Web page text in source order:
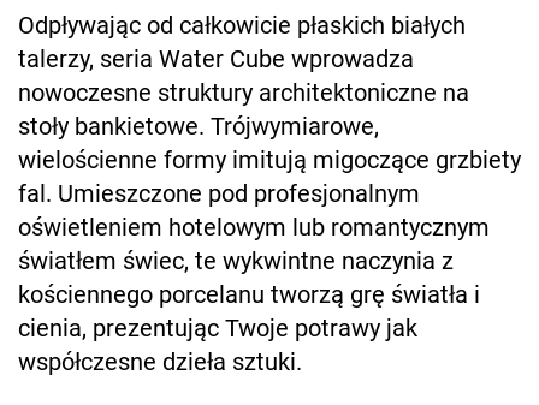
Odpływając od całkowicie płaskich białych
talerzy, seria Water Cube wprowadza
nowoczesne struktury architektoniczne na
stoły bankietowe. Trójwymiarowe,
wielościenne formy imitują migoczące grzbiety
fal. Umieszczone pod profesjonalnym
oświetleniem hotelowym lub romantycznym
światłem świec, te wykwintne naczynia z
kościennego porcelanu tworzą grę światła i
cienia, prezentując Twoje potrawy jak
współczesne dzieła sztuki.